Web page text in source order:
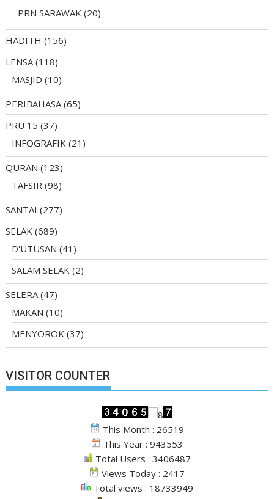
PRN SARAWAK (20)
HADITH (156)
LENSA (118)
MASJID (10)
PERIBAHASA (65)
PRU 15 (37)
INFOGRAFIK (21)
QURAN (123)
TAFSIR (98)
SANTAI (277)
SELAK (689)
D'UTUSAN (41)
SALAM SELAK (2)
SELERA (47)
MAKAN (10)
MENYOROK (37)
VISITOR COUNTER
This Month : 26519
This Year : 943553
Total Users : 3406487
Views Today : 2417
Total views : 18733949